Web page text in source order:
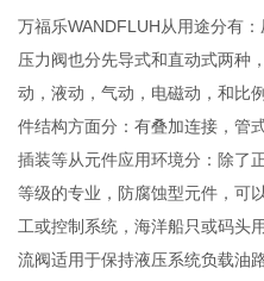
万福乐WANDFLUH从用途分有
压力阀也分先导式和直动式两种
动，液动，气动，电磁动，和比
件结构方面分：有叠加连接，管
插装等从元件应用环境分：除了
等级的专业，防腐蚀型元件，可
工或控制系统，海洋船只或码头
流阀适用于保持液压系统负载油